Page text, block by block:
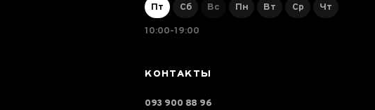
Пт Сб Вс Пн Вт Ср
Чт
10:00-19:00
КОНТАКТЫ
093 900 88 96